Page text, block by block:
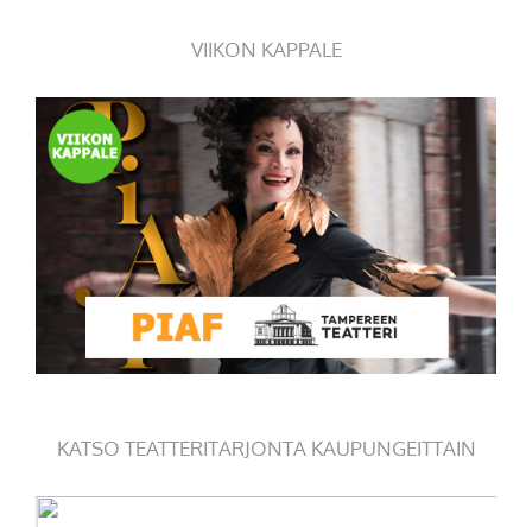
VIIKON KAPPALE
KATSO TEATTERITARJONTA KAUPUNGEITTAIN